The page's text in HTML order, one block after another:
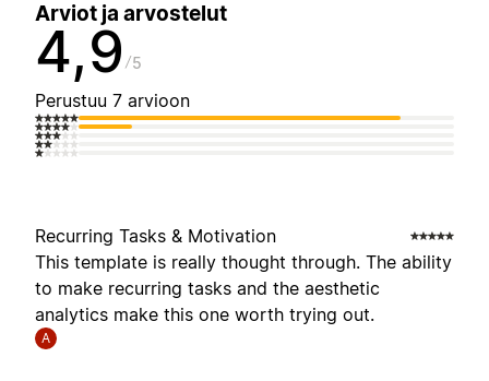
Arviot ja arvostelut
4,9 5
Perustuu 7 arvioon
Recurring Tasks & Motivation
This template is really thought through. The ability
to make recurring tasks and the aesthetic
analytics make this one worth trying out.
A